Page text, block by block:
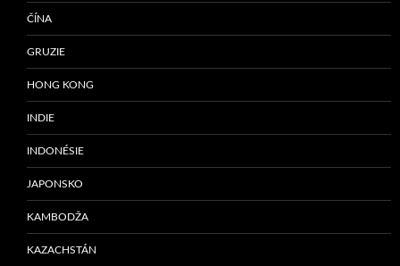
ČÍNA
GRUZIE
HONG KONG
INDIE
INDONÉSIE
JAPONSKO
KAMBODŽA
KAZACHSTÁN